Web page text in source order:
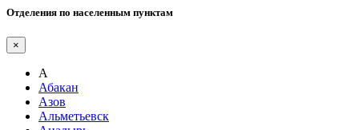
Отделения по населенным пунктам
×
А
Абакан
Азов
Альметьевск